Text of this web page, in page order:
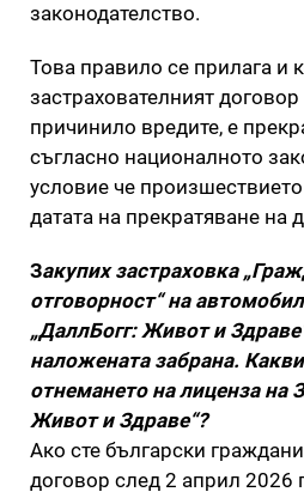
законодателство.
Това правило се прилага и
застрахователният
причинило вредите, е
съгласно националното
условие че
датата на прекратяване на
Закупих застраховка
отговорност“ на
„ДаллБогг: Живот и
наложената забрана.
отнемането на лиценза на
Живот и Здраве“?
Ако сте български
договор след 2 април 2026